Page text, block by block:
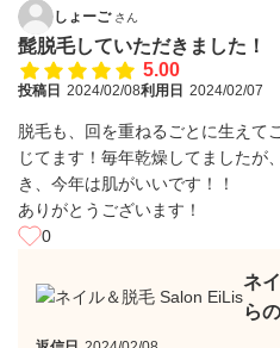
しょーご さん
髭脱毛していただきました！
5.00
投稿日 2024/02/08利用日 2024/02/07
脱毛も、回を重ねるごとに生えて
じてます！毎年乾燥してましたが
き、今年は肌がいいです！！
ありがとうございます！
0
ネ
ら